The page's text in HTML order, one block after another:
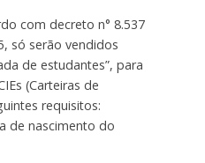
com decreto n° 8.537
só serão vendidos
de estudantes”, para
(Carteiras de
requisitos:
de nascimento do